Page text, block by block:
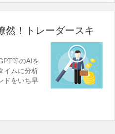
然！トレーダースキ
等のAIを
イムに分析
ドをいち早